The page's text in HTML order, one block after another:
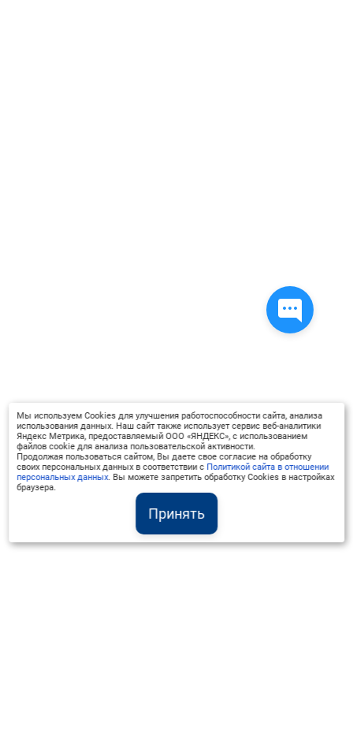
Принять
Мы используем Cookies для улучшения работоспособности сайта, анализа
использования данных. Наш сайт также использует сервис веб-аналитики
Яндекс Метрика, предоставляемый ООО «ЯНДЕКС», с использованием
файлов cookie для анализа пользовательской активности.
Продолжая пользоваться сайтом, Вы даете свое согласие на обработку
своих персональных данных в соответствии с Политикой сайта в отношении
персональных данных. Вы можете запретить обработку Cookies в настройках
браузера.